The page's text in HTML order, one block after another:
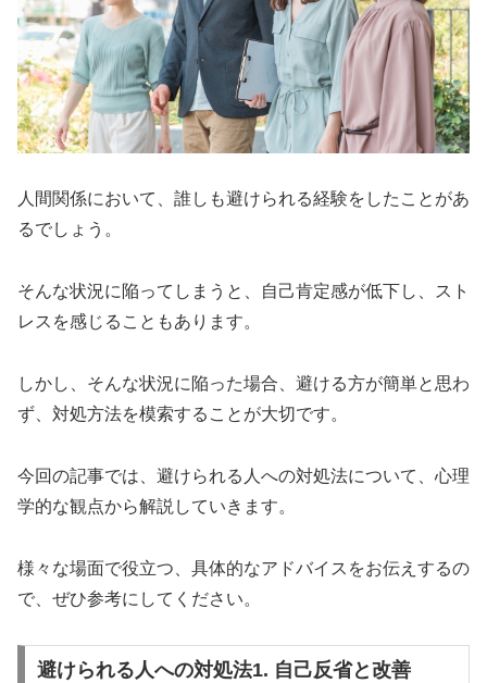
人間関係において、誰しも避けられる経験をしたことがあ
るでしょう。
そんな状況に陥ってしまうと、自己肯定感が低下し、スト
レスを感じることもあります。
しかし、そんな状況に陥った場合、避ける方が簡単と思わ
ず、対処方法を模索することが大切です。
今回の記事では、避けられる人への対処法について、心理
学的な観点から解説していきます。
様々な場面で役立つ、具体的なアドバイスをお伝えするの
で、ぜひ参考にしてください。
避けられる人への対処法1. 自己反省と改善